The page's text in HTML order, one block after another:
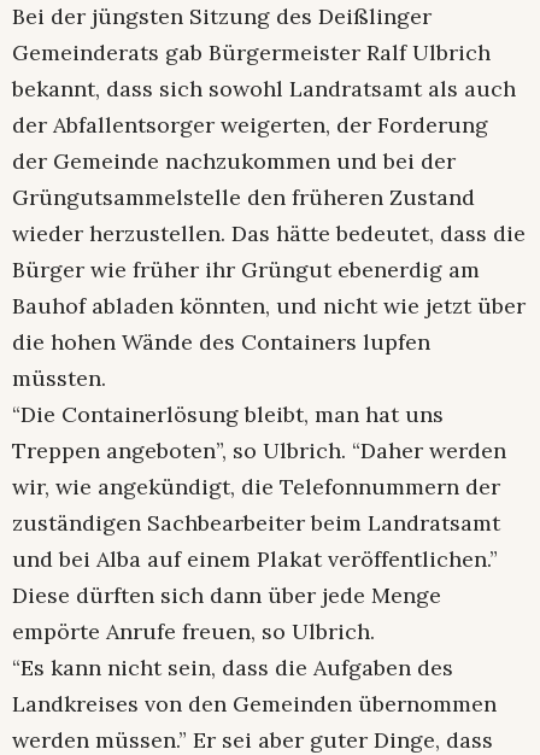
Bei der jüngsten Sitzung des Deißlinger
Gemeinderats gab Bürgermeister Ralf Ulbrich
bekannt, dass sich sowohl Landratsamt als auch
der Abfallentsorger weigerten, der Forderung
der Gemeinde nachzukommen und bei der
Grüngutsammelstelle den früheren Zustand
wieder herzustellen. Das hätte bedeutet, dass die
Bürger wie früher ihr Grüngut ebenerdig am
Bauhof abladen könnten, und nicht wie jetzt über
die hohen Wände des Containers lupfen
müssten.
“Die Containerlösung bleibt, man hat uns
Treppen angeboten”, so Ulbrich. “Daher werden
wir, wie angekündigt, die Telefonnummern der
zuständigen Sachbearbeiter beim Landratsamt
und bei Alba auf einem Plakat veröffentlichen.”
Diese dürften sich dann über jede Menge
empörte Anrufe freuen, so Ulbrich.
“Es kann nicht sein, dass die Aufgaben des
Landkreises von den Gemeinden übernommen
werden müssen.” Er sei aber guter Dinge, dass